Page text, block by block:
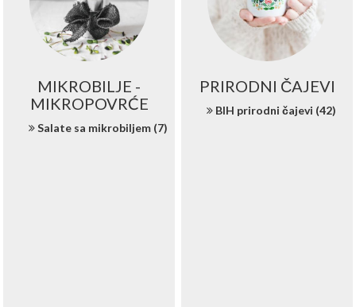
MIKROBILJE -
MIKROPOVRĆE
Salate sa mikrobiljem (7)
PRIRODNI ČAJEVI
BIH prirodni čajevi (42)